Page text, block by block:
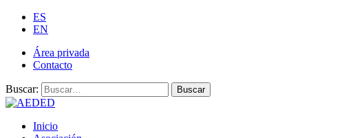
ES
EN
Área privada
Contacto
Buscar: Buscar
Inicio